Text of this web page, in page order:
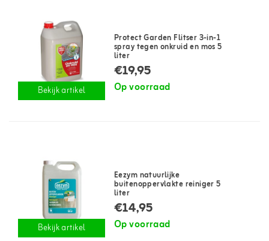
Bekijk artikel
Protect Garden Flitser 3-in-1
spray tegen onkruid en mos 5
liter
€19,95
Op voorraad
Bekijk artikel
Eezym natuurlijke
buitenoppervlakte reiniger 5
liter
€14,95
Op voorraad